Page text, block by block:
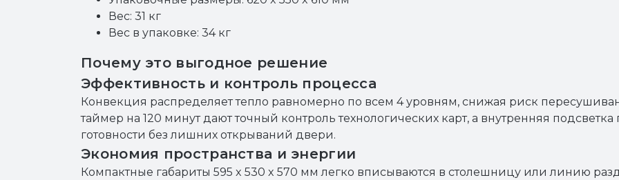
Вес: 31 кг
Вес в упаковке: 34 кг
Почему это выгодное решение
Эффективность и контроль процесса
Конвекция распределяет тепло равномерно по всем 4 уровням, снижая риск
таймер на 120 минут дают точный контроль технологических карт, а внутренняя
готовности без лишних открываний двери.
Экономия пространства и энергии
Компактные габариты 595 x 530 x 570 мм легко вписываются в столешницу или линию